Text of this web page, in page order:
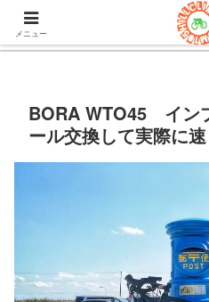
105ヒルクライム.comはロードバ
チューブレスタイヤのインプレ
BORA WTO45 イン
ール交換して実際に速
メニュー